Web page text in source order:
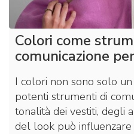
Colori come
comunicazione
I colori non sono solo
potenti strumenti di
tonalità dei vestiti, degli
del look può